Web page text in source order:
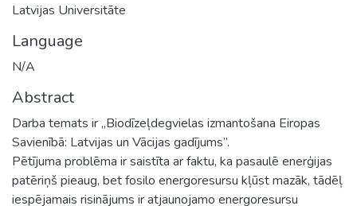
Latvijas Universitāte
Language
N/A
Abstract
Darba temats ir „Biodīzeļdegvielas izmantošana Eiropas
Savienībā: Latvijas un Vācijas gadījums”.
Pētījuma problēma ir saistīta ar faktu, ka pasaulē enerģijas
patēriņš pieaug, bet fosilo energoresursu kļūst mazāk, tādēļ
iespējamais risinājums ir atjaunojamo energoresursu